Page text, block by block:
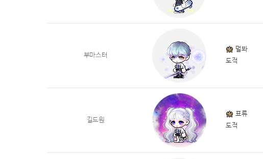
부마스터
멀봐
도적
길드원
표류
도적